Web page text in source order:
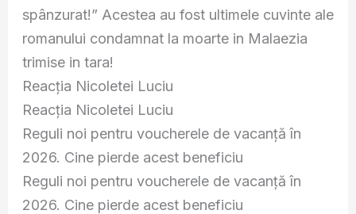
spânzurat!” Acestea au fost ultimele cuvinte ale
romanului condamnat la moarte in Malaezia
trimise in tara!
Reacția Nicoletei Luciu
Reacția Nicoletei Luciu
Reguli noi pentru voucherele de vacanță în
2026. Cine pierde acest beneficiu
Reguli noi pentru voucherele de vacanță în
2026. Cine pierde acest beneficiu